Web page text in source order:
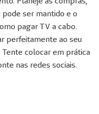
pode ser mantido e o
pagar TV a cabo.
perfeitamente ao seu
Tente colocar em prática
nas redes sociais.